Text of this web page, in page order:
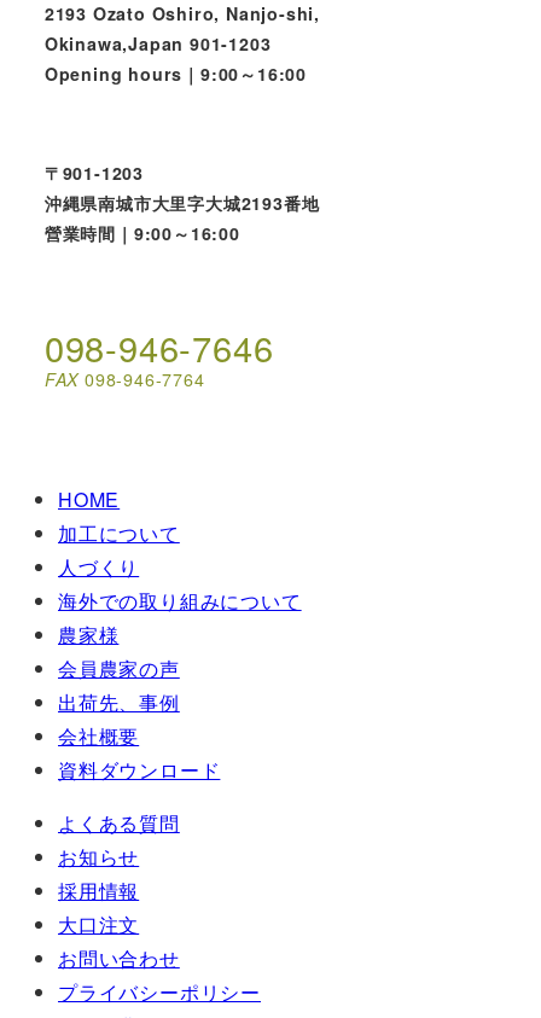
2193 Ozato Oshiro, Nanjo-shi,
Okinawa,Japan 901-1203
Opening hours｜9:00～16:00
〒901-1203
沖縄県南城市大里字大城2193番地
營業時間｜9:00～16:00
098-946-7646
FAX098-946-7764
HOME
加工について
人づくり
海外での取り組みについて
農家様
会員農家の声
出荷先、事例
会社概要
資料ダウンロード
よくある質問
お知らせ
採用情報
大口注文
お問い合わせ
プライバシーポリシー